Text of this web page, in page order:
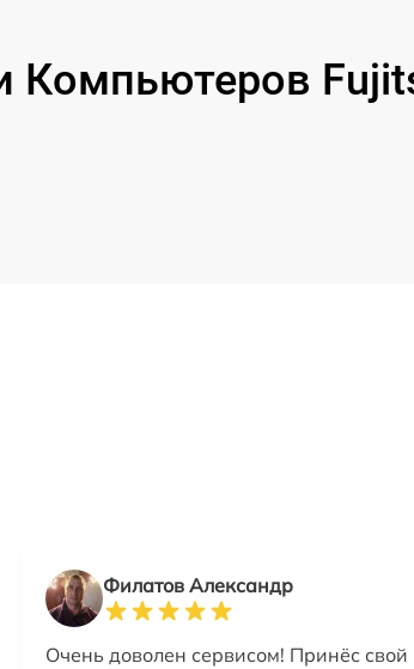
Компьютеров
Филатов Александр
Очень доволен сервисом! Принёс свой